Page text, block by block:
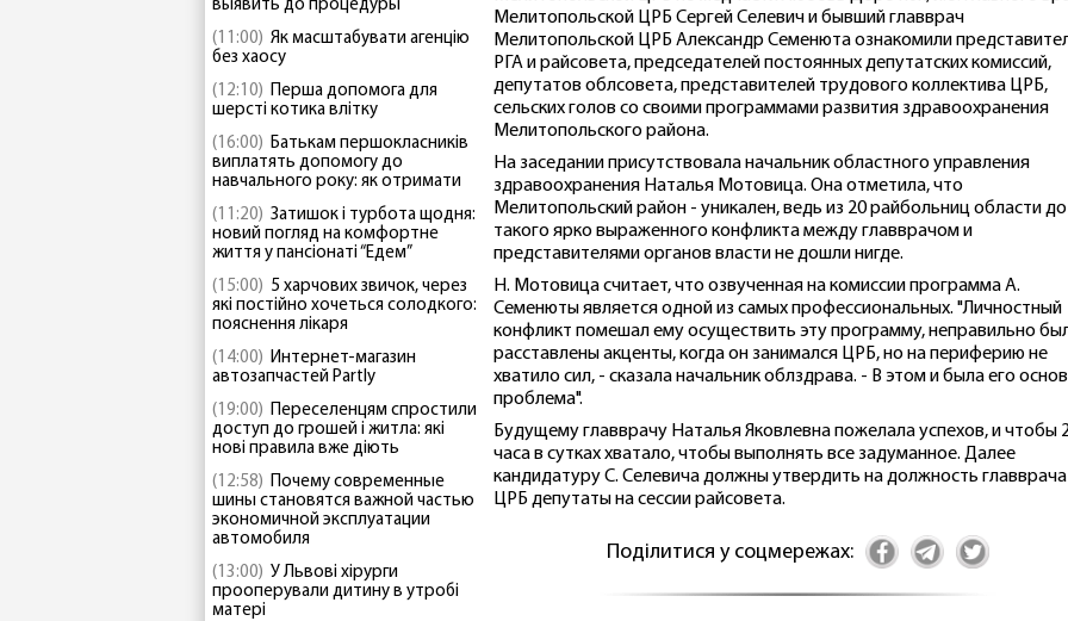
выявить до процедуры
(11:00) Як масштабувати агенцію
без хаосу
(12:10) Перша допомога для
шерсті котика влітку
(16:00) Батькам першокласників
виплатять допомогу до
навчального року: як отримати
(11:20) Затишок і турбота щодня:
новий погляд на комфортне
життя у пансіонаті “Едем”
(15:00) 5 харчових звичок, через
які постійно хочеться солодкого:
пояснення лікаря
(14:00) Интернет-магазин
автозапчастей Partly
(19:00) Переселенцям спростили
доступ до грошей і житла: які
нові правила вже діють
(12:58) Почему современные
шины становятся важной частью
экономичной эксплуатации
автомобиля
(13:00) У Львові хірурги
прооперували дитину в утробі
матері
Мелитопольской ЦРБ Сергей Селевич и бывший главврач
Мелитопольской ЦРБ Александр Семенюта ознакомили
РГА и райсовета, председателей постоянных депутатских комиссий,
депутатов облсовета, представителей трудового коллектива ЦРБ,
сельских голов со своими программами развития здравоохранения
Мелитопольского района.
На заседании присутствовала начальник областного управления
здравоохранения Наталья Мотовица. Она отметила, что
Мелитопольский район - уникален, ведь из 20 райбольниц области до
такого ярко выраженного конфликта между главврачом и
представителями органов власти не дошли нигде.
Н. Мотовица считает, что озвученная на комиссии программа А.
Семенюты является одной из самых профессиональных. "Личностный
конфликт помешал ему осуществить эту программу, неправильно
расставлены акценты, когда он занимался ЦРБ, но на периферию не
хватило сил, - сказала начальник облздрава. - В этом и была его
проблема".
Будущему главврачу Наталья Яковлевна пожелала успехов, и чтобы
часа в сутках хватало, чтобы выполнять все задуманное. Далее
кандидатуру С. Селевича должны утвердить на должность главврача
ЦРБ депутаты на сессии райсовета.
Поділитися у соцмережах: